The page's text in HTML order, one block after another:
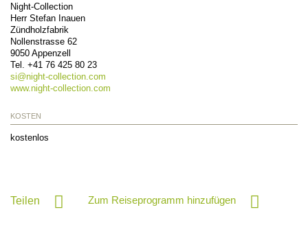
Night-Collection
Herr Stefan Inauen
Zündholzfabrik
Nollenstrasse 62
9050 Appenzell
Tel. +41 76 425 80 23
si@night-collection.com
www.night-collection.com
KOSTEN
kostenlos
Teilen Zum Reiseprogramm hinzufügen